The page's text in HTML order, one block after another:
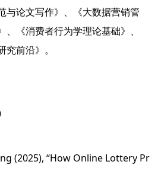
与论文写作》、《大数据营销管
《消费者行为学理论基础》、
究前沿》。
(2025), “How Online Lottery Pr